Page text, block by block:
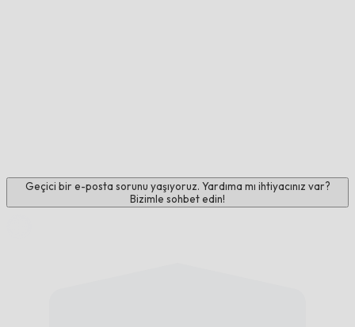
Geçici bir e-posta sorunu yaşıyoruz. Yardıma mı ihtiyacınız var?
Bizimle sohbet edin!